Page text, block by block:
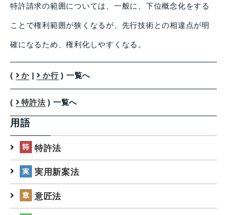
特許請求の範囲については、一般に、下位概念化をする
ことで権利範囲が狭くなるが、先行技術との相違点が明
確になるため、権利化しやすくなる。
( か | か行) 一覧へ
( 特許法) 一覧へ
用語
特許法
実用新案法
意匠法